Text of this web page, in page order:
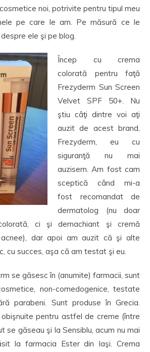
noi, potrivite pentru tipul meu
pe care le am. Pe măsură ce le
ele şi pe blog.
Încep cu crema
colorată pentru faţă
Frezyderm Sun Screen
Velvet SPF 50+. Nu
ştiu câţi dintre voi aţi
auzit de acest brand,
Frezyderm, eu cu
siguranţă nu mai
auzisem. Am fost cam
sceptică când mi-a
fost recomandat de
dermatolog (nu doar
ci şi demachiant şi cremă
dar apoi am auzit că şi alte
cu succes, aşa că am testat şi eu.
se găsesc în (anumite) farmacii, sunt
non-comedogenice, testate
parabeni. Sunt produse în Grecia.
pentru astfel de creme (între
se găseau şi la Sensiblu, acum nu mai
la farmacia Ester din Iaşi. Crema